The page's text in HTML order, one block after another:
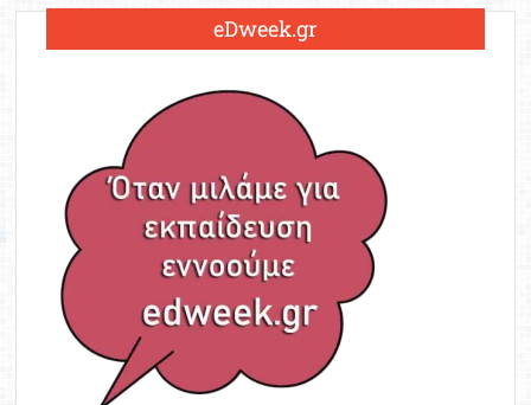
eDweek.gr